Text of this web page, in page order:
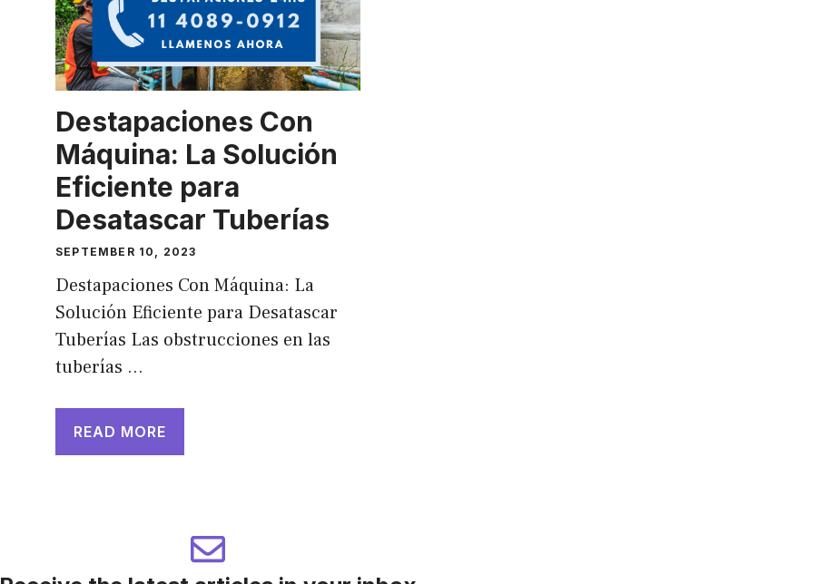
Destapaciones Con
Máquina: La Solución
Eficiente para
Desatascar Tuberías
SEPTEMBER 10, 2023
Destapaciones Con Máquina: La
Solución Eficiente para Desatascar
Tuberías Las obstrucciones en las
tuberías …
READ MORE